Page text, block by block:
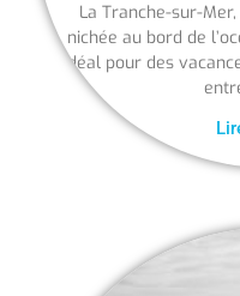
La Tranche-sur-
nichée au bord de
idéal pour des